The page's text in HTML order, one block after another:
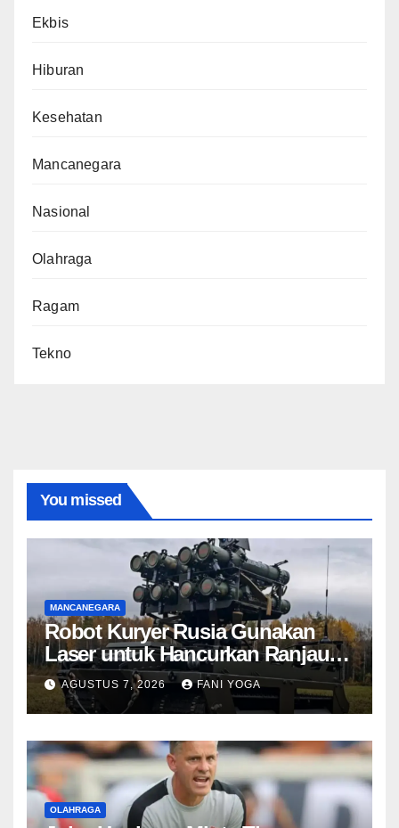
Ekbis
Hiburan
Kesehatan
Mancanegara
Nasional
Olahraga
Ragam
Tekno
You missed
MANCANEGARA
Robot Kuryer Rusia Gunakan
Laser untuk Hancurkan Ranjau
dari Jarak Ratusan Meter Tanpa
Ledakan
AGUSTUS 7, 2026 FANI YOGA
OLAHRAGA